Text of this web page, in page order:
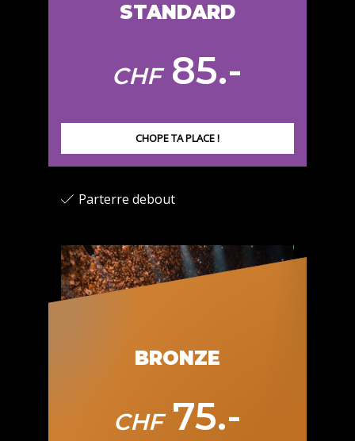
STANDARD
CHF85.-
CHOPE TA PLACE !
Parterre debout
BRONZE
CHF75.-